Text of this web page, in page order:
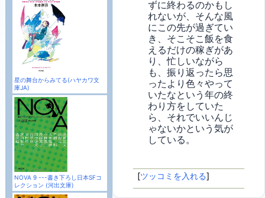
星の舞台からみてる(ハヤカワ文
庫JA)
NOVA 9 ---書き下ろし日本SFコ
レクション (河出文庫)
ずに終わるのかもし
れないが、そんな風
にこの先が過ぎてい
き、そこそこ飯を食
えるだけの稼ぎがあ
り、忙しいながら
も、振り返ったら思
ったより色々やって
いたなという年の終
わり方をしていた
ら、それでいいんじ
ゃないかという気が
している。
[ツッコミを入れる]